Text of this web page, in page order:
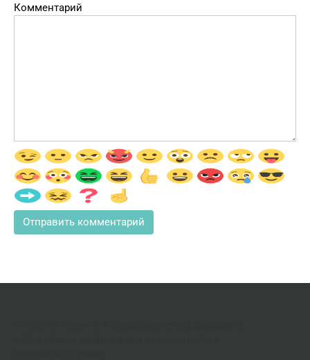
Комментарий